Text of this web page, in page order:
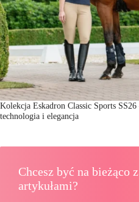
Kolekcja Eskadron Classic Sports
technologia i elegancja
Chcesz być na bieżąco
artykułami?